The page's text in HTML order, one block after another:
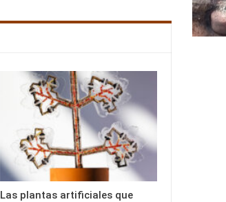
Las plantas artificiales que